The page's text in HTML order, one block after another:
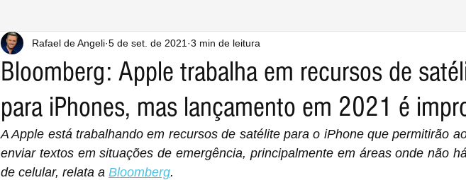
Bloomberg: Apple trabalha em recursos de
para iPhones, mas lançamento em 2021 é
Rafael de Angeli 5 de set. de 2021 3 min de leitura
A Apple está trabalhando em recursos de satélite para o iPhone que permitirão
enviar textos em situações de emergência, principalmente em áreas onde não
de celular, relata a Bloomberg.